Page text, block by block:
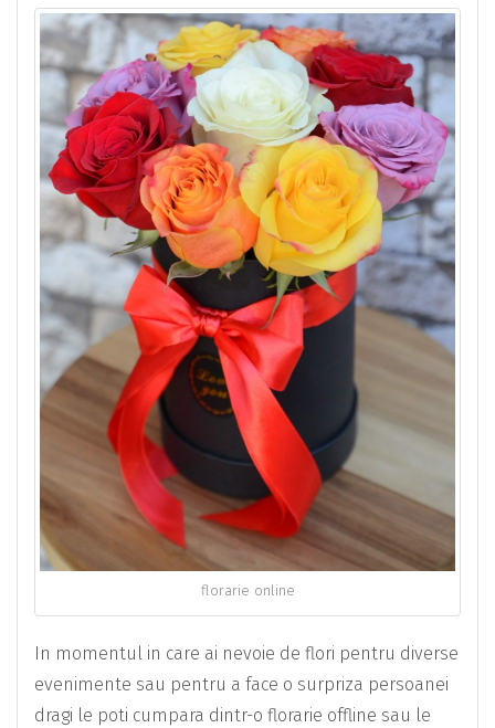
florarie online
In momentul in care ai nevoie de flori pentru diverse
evenimente sau pentru a face o surpriza persoanei
dragi le poti cumpara dintr-o florarie offline sau le